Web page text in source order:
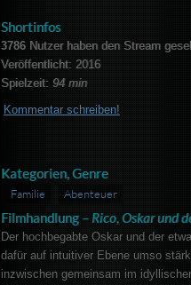
Shortinfos
3786Nutzer haben den Stream
Veröffentlicht: 2016
Spielzeit: 94 min
Kommentar schreiben!
Kategorien, Genre
Familie Abenteuer
Filmhandlung – Rico, Oskar und
Der hochbegabte Oskar und der
dafür auf intuitiver Ebene umso
inzwischen gemeinsam im